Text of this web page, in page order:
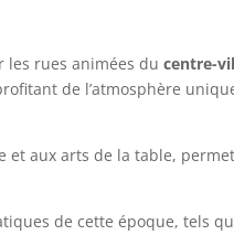
les rues animées ducentre-
de l’atmosphère
et aux arts de la table,
de cette époque, tels